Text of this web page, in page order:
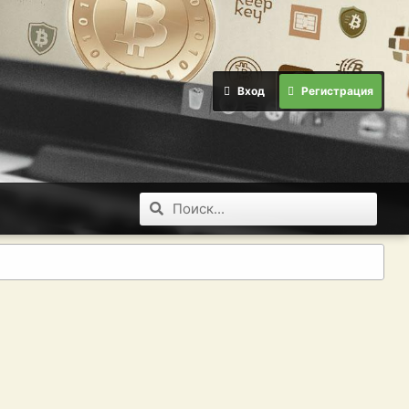
Вход Регистрация